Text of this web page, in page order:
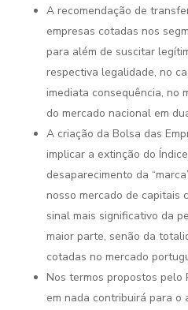
A recomendação de
empresas cotadas nos
para além de suscitar
respectiva legalidade, no
imediata consequência, no
do mercado nacional em
A criação da Bolsa das
implicar a extinção do
desaparecimento da
nosso mercado de capitais
sinal mais significativo da
maior parte, senão da
cotadas no mercado
Nos termos propostos pelo
em nada contribuirá para o